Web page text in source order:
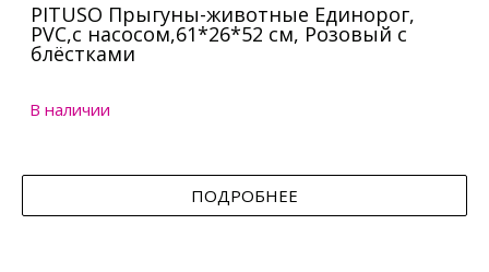
PITUSO Прыгуны-животные Единорог,
PVC,с насосом,61*26*52 см, Розовый с
блёстками
В наличии
ПОДРОБНЕЕ